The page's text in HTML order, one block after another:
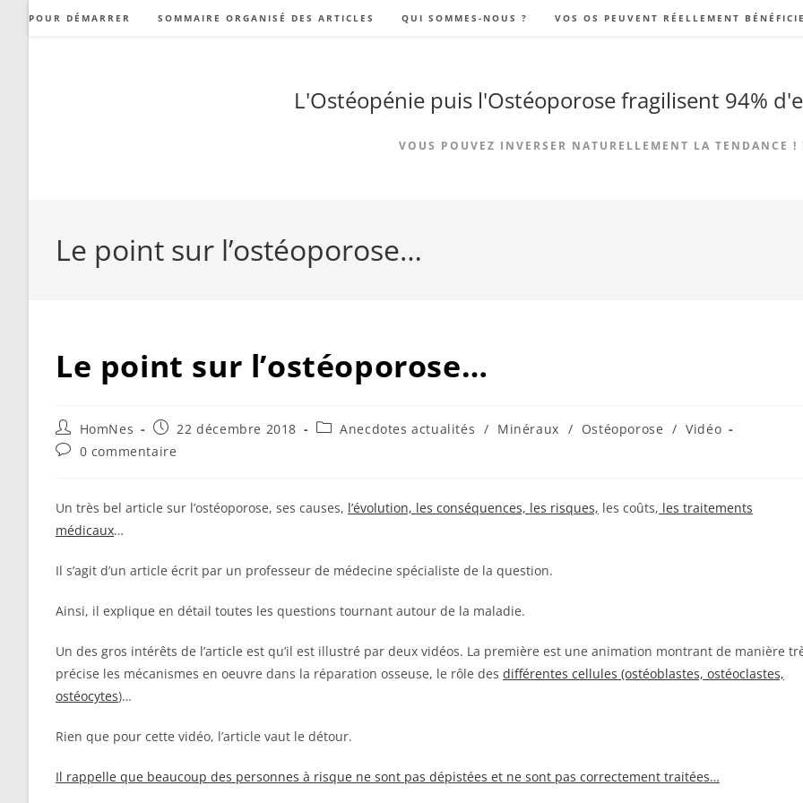
POUR DÉMARRER SOMMAIRE ORGANISÉ DES ARTICLES QUI SOMMES-NOUS ? VOS OS PEUVENT RÉELLEMENT
L'Ostéopénie puis l'Ostéoporose fragilisent 94%
VOUS POUVEZ INVERSER NATURELLEMENT LA TENDANCE !
Le point sur l’ostéoporose…
Le point sur l’ostéoporose…
Auteur/autrice
de
la
HomNes
Publication
publiée :
22 décembre 2018
PostAnecdotes actualités / Minéraux / Ostéoporose / Vidéo
Commentaires
publication :
0 commentaire
Un très bel article sur l’ostéoporose, ses causes, l’évolution, les conséquences, les risques, les coûts, les traitements
médicaux…
Il s’agit d’un article écrit par un professeur de médecine spécialiste de la question.
Ainsi, il explique en détail toutes les questions tournant autour de la maladie.
Un des gros intérêts de l’article est qu’il est illustré par deux vidéos. La première est une animation montrant de manière
précise les mécanismes en oeuvre dans la réparation osseuse, le rôle des différentes cellules (ostéoblastes, ostéoclastes,
ostéocytes)…
Rien que pour cette vidéo, l’article vaut le détour.
Il rappelle que beaucoup des personnes à risque ne sont pas dépistées et ne sont pas correctement traitées…